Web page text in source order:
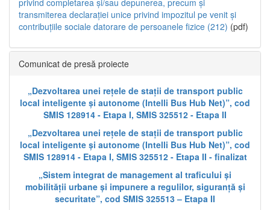
privind completarea și/sau depunerea, precum și
transmiterea declarației unice privind impozitul pe venit și
contribuțiile sociale datorare de persoanele fizice (212) (pdf)
Comunicat de presă proiecte
„Dezvoltarea unei rețele de stații de transport public
local inteligente și autonome (Intelli Bus Hub Net)”, cod
SMIS 128914 - Etapa I, SMIS 325512 - Etapa II
„Dezvoltarea unei rețele de stații de transport public
local inteligente și autonome (Intelli Bus Hub Net)”, cod
SMIS 128914 - Etapa I, SMIS 325512 - Etapa II - finalizat
„Sistem integrat de management al traficului și
mobilității urbane și impunere a regulilor, siguranță și
securitate”, cod SMIS 325513 – Etapa II